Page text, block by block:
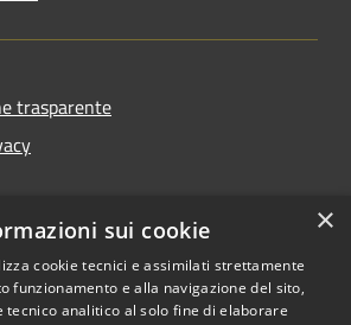
trasparente
accessibilità
×
sui cookie
cookie tecnici e assimilati strettamente
funzionamento e alla navigazione del sito,
tecnico analitico al solo fine di elaborare